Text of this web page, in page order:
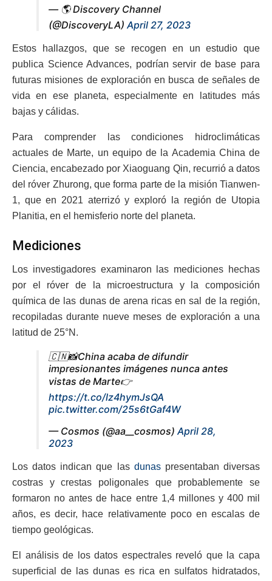
— 🌎 Discovery Channel
(@DiscoveryLA) April 27, 2023
Estos hallazgos, que se recogen en un estudio que
publica Science Advances, podrían servir de base para
futuras misiones de exploración en busca de señales de
vida en ese planeta, especialmente en latitudes más
bajas y cálidas.
Para comprender las condiciones hidroclimáticas
actuales de Marte, un equipo de la Academia China de
Ciencia, encabezado por Xiaoguang Qin, recurrió a datos
del róver Zhurong, que forma parte de la misión Tianwen-
1, que en 2021 aterrizó y exploró la región de Utopia
Planitia, en el hemisferio norte del planeta.
Mediciones
Los investigadores examinaron las mediciones hechas
por el róver de la microestructura y la composición
química de las dunas de arena ricas en sal de la región,
recopiladas durante nueve meses de exploración a una
latitud de 25°N.
🇨🇳📸China acaba de difundir
impresionantes imágenes nunca antes
vistas de Marte👉
https://t.co/lz4hymJsQA
pic.twitter.com/25s6tGaf4W
— Cosmos (@aa__cosmos)April 28,
2023
Los datos indican que las dunaspresentaban diversas
costras y crestas poligonales que probablemente se
formaron no antes de hace entre 1,4 millones y 400 mil
años, es decir, hace relativamente poco en escalas de
tiempo geológicas.
El análisis de los datos espectrales reveló que la capa
superficial de las dunas es rica en sulfatos hidratados,